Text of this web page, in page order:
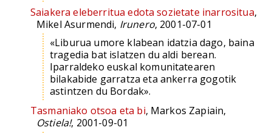
Saiakera eleberritua edota sozietate inarrositua,
Mikel Asurmendi, Irunero, 2001-07-01
«Liburua umore klabean idatzia dago, baina
tragedia bat islatzen du aldi berean.
Iparraldeko euskal komunitatearen
bilakabide garratza eta ankerra gogotik
astintzen du Bordak».
Tasmaniako otsoa eta bi, Markos Zapiain,
Ostiela!, 2001-09-01